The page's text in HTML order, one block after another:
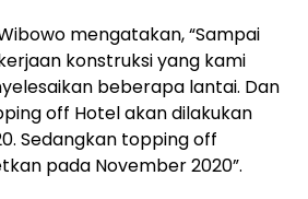
mengatakan, “Sampai
konstruksi yang kami
beberapa lantai. Dan
off Hotel akan dilakukan
Sedangkan topping off
pada November 2020”.